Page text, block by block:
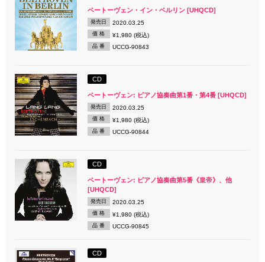
ベートーヴェン・イン・ベルリン [UHQCD]
発売日 2020.03.25
価 格 ¥1,980 (税込)
品 番 UCCG-90843
CD
ベートーヴェン: ピアノ協奏曲第1番・第4番 [UHQCD]
発売日 2020.03.25
価 格 ¥1,980 (税込)
品 番 UCCG-90844
CD
ベートーヴェン: ピアノ協奏曲第5番《皇帝》、他
[UHQCD]
発売日 2020.03.25
価 格 ¥1,980 (税込)
品 番 UCCG-90845
CD